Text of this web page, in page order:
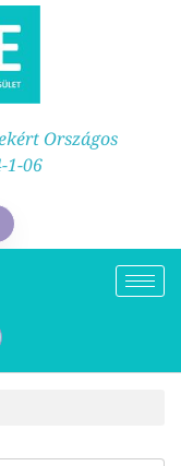
Országos
1-06